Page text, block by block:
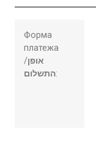
Форма
платежа
/אופן
התשלום: